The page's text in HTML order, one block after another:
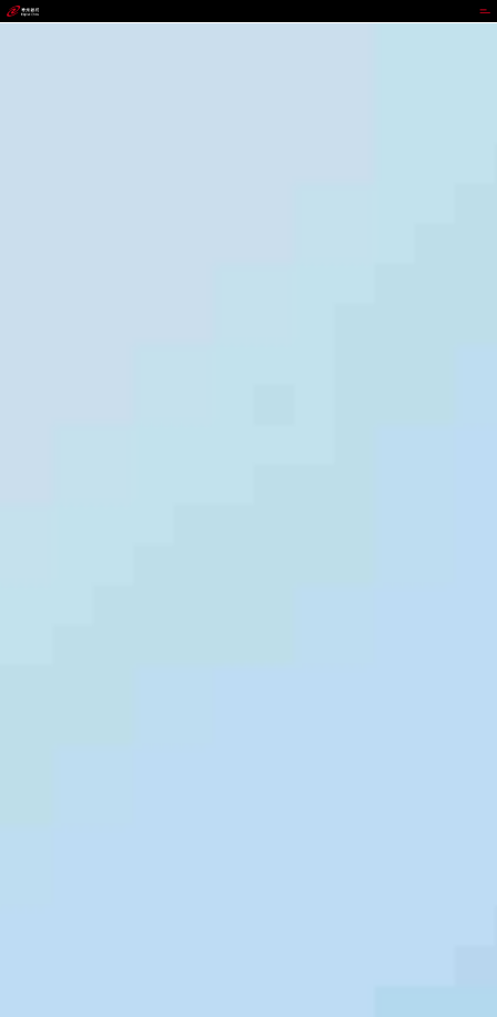
VIPPAY钱包